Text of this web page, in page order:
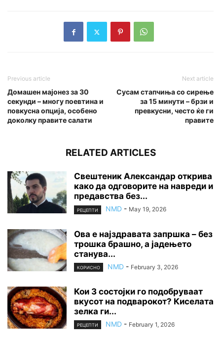
Previous article
Домашен мајонез за 30
секунди – многу поевтина и
повкусна опција, особено
доколку правите салати
Next article
Сусам стапчиња со сирење
за 15 минути – брзи и
превкусни, често ќе ги
правите
RELATED ARTICLES
Свештеник Александар открива
како да одговорите на навреди и
предавства без...
РЕЦЕПТИ NMD - May 19, 2026
Ова е најздравата запршка – без
трошка брашно, а јадењето
станува...
КОРИСНО NMD - February 3, 2026
Кои 3 состојки го подобруваат
вкусот на подварокот? Киселата
зелка ги...
РЕЦЕПТИ NMD - February 1, 2026